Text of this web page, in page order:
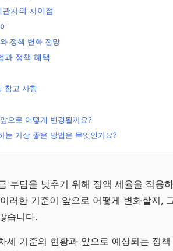
차의 차이점
정책 변화 전망
과 정책 혜택
참고 사항
으로 어떻게 변경될까요?
는 가장 좋은 방법은 무엇인가요?
부담을 낮추기 위해 정액 세율을 적용
러한 기준이 앞으로 어떻게 변화할지,
습니다.
세 기준의 현황과 앞으로 예상되는 정